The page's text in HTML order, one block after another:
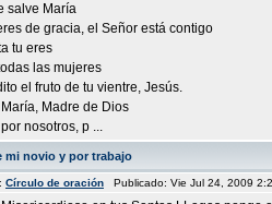
salve María
de gracia, el Señor está contigo
tu eres
las mujeres
el fruto de tu vientre, Jesús.
Madre de Dios
nosotros, p ...
mi novio y por trabajo
Círculo de oración Publicado: Vie Jul 24, 2009